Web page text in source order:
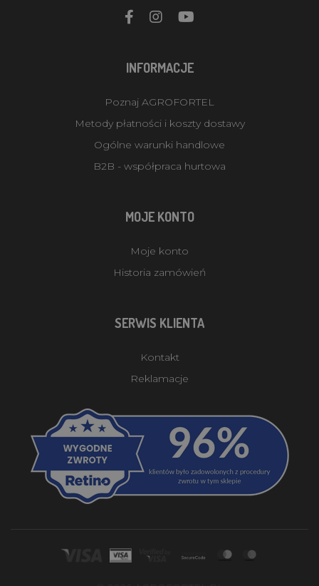
INFORMACJE
Poznaj AGROFORTEL
Metody płatności i koszty dostawy
Ogólne warunki handlowe
B2B - współpraca hurtowa
MOJE KONTO
Moje konto
Historia zamówień
SERWIS KLIENTA
Kontakt
Reklamacje